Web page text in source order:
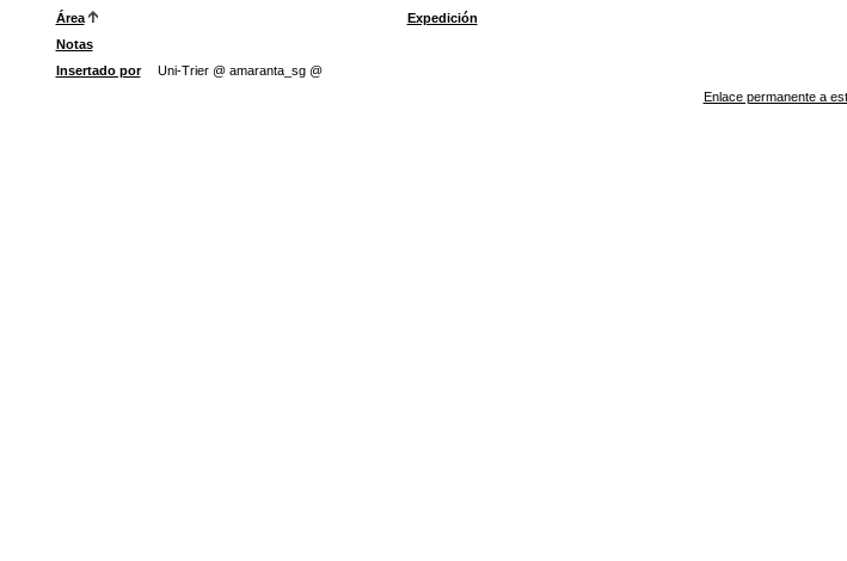
Área
Expedición
Notas
Insertado por
Uni-Trier @ amaranta_sg @
Enlace permanente a